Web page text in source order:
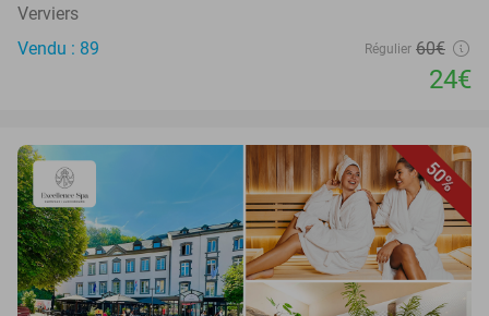
Verviers
Vendu : 89
Régulier 60€
24€
50%